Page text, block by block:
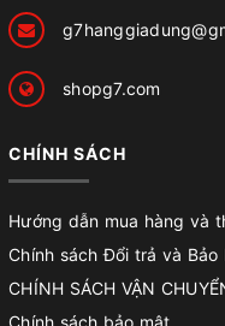
shopg7.com
CHÍNH SÁCH
Hướng dẫn mua hàng và
Chính sách Đổi trả và Bảo
CHÍNH SÁCH VẬN
Chính sách bảo mật